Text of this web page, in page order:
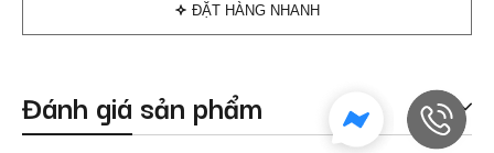
ĐẶT HÀNG NHANH
Đánh giá sản phẩm